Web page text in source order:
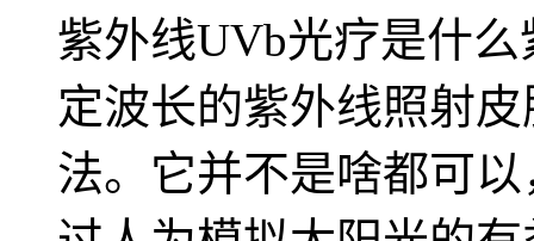
紫外线UVb光疗是什
定波长的紫外线照射
法。它并不是啥都可